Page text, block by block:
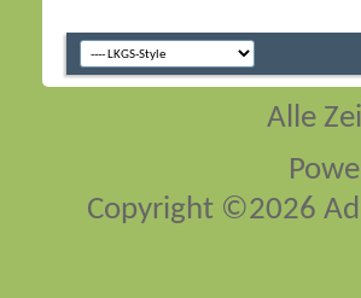
Alle
Copyright ©2026